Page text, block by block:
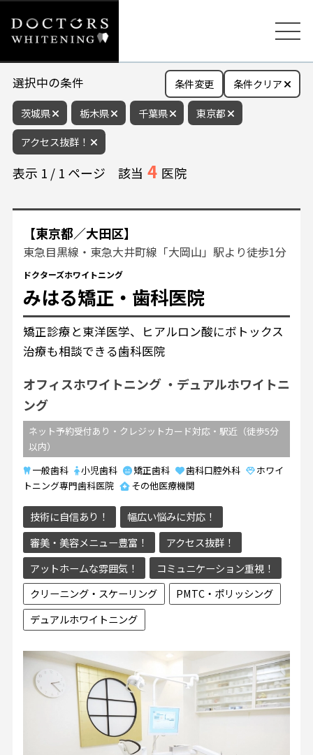
選択中の条件
茨城県 栃木県 千葉県
東京都
アクセス抜群！
条件変更 条件クリア
表示 1 / 1 ページ 該当 4 医院
【東京都／大田区】
東急目黒線・東急大井町線「大岡山」駅より徒歩1分
ドクターズホワイトニング
みはる矯正・歯科医院
矯正診療と東洋医学、ヒアルロン酸にボトックス
治療も相談できる歯科医院
オフィスホワイトニング
デュアルホワイトニ
ング
ネット予約受付あり・クレジットカード対応・駅近（徒歩5分
以内）
一般歯科
小児歯科 矯正歯科 歯科口腔外科
ホワイ
トニング専門歯科医院
その他医療機関
技術に自信あり！
幅広い悩みに対応！
審美・美容メニュー豊富！
アクセス抜群！
アットホームな雰囲気！
コミュニケーション重視！
クリーニング・スケーリング
PMTC・ポリッシング
デュアルホワイトニング